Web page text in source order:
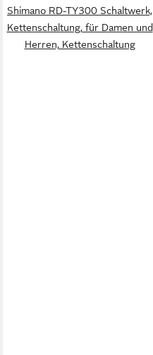
Shimano RD-TY300 Schaltwerk,
Kettenschaltung, für Damen und
Herren, Kettenschaltung